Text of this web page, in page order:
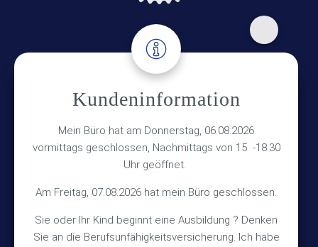
Kundeninformation
Mein Büro hat am Donnerstag, 06.08.2026
vormittags geschlossen, Nachmittags von 15 -18.30
Uhr geöffnet.
Am Freitag, 07.08.2026 hat mein Büro geschlossen.
Sie oder Ihr Kind beginnt eine Ausbildung ? Denken
Sie an die Berufsunfähigkeitsversicherung. Ich habe
Adresse
Versicherungsmakler Haberkamp GmbH
Hinterkampstr.1a
30890 Barsinghausen
Kontakt
TEL +49 (5105) 1811